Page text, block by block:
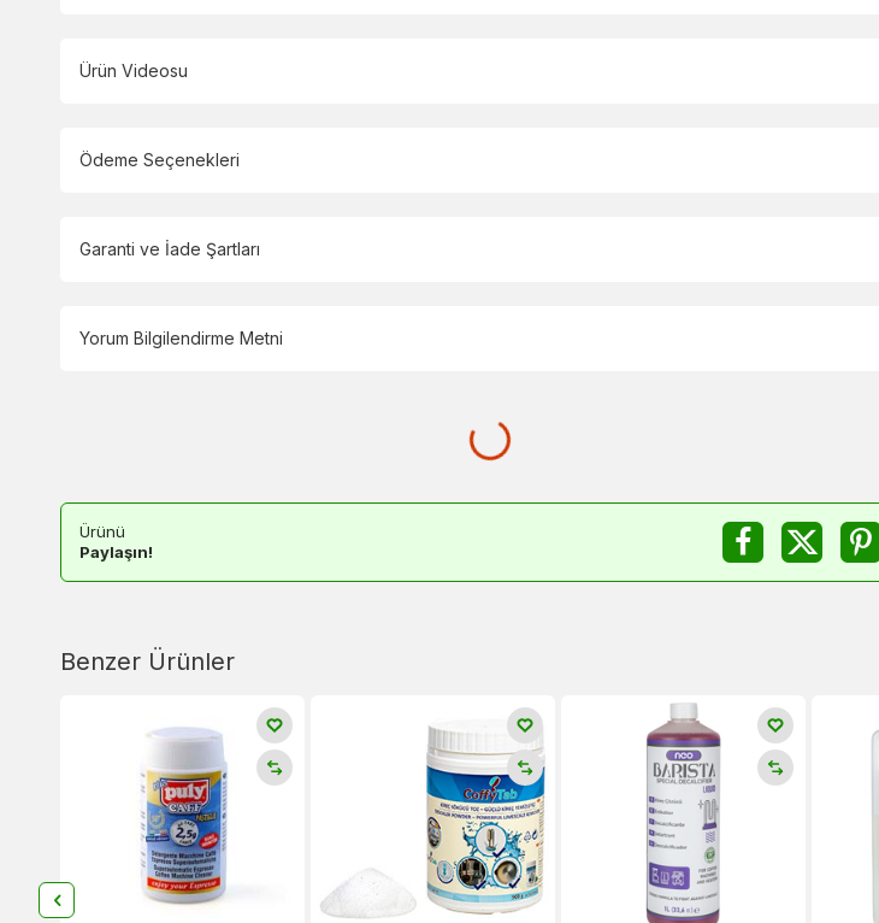
Ürün Videosu
Ödeme Seçenekleri
Garanti ve İade Şartları
Yorum Bilgilendirme Metni
Ürünü
Paylaşın!
Benzer Ürünler